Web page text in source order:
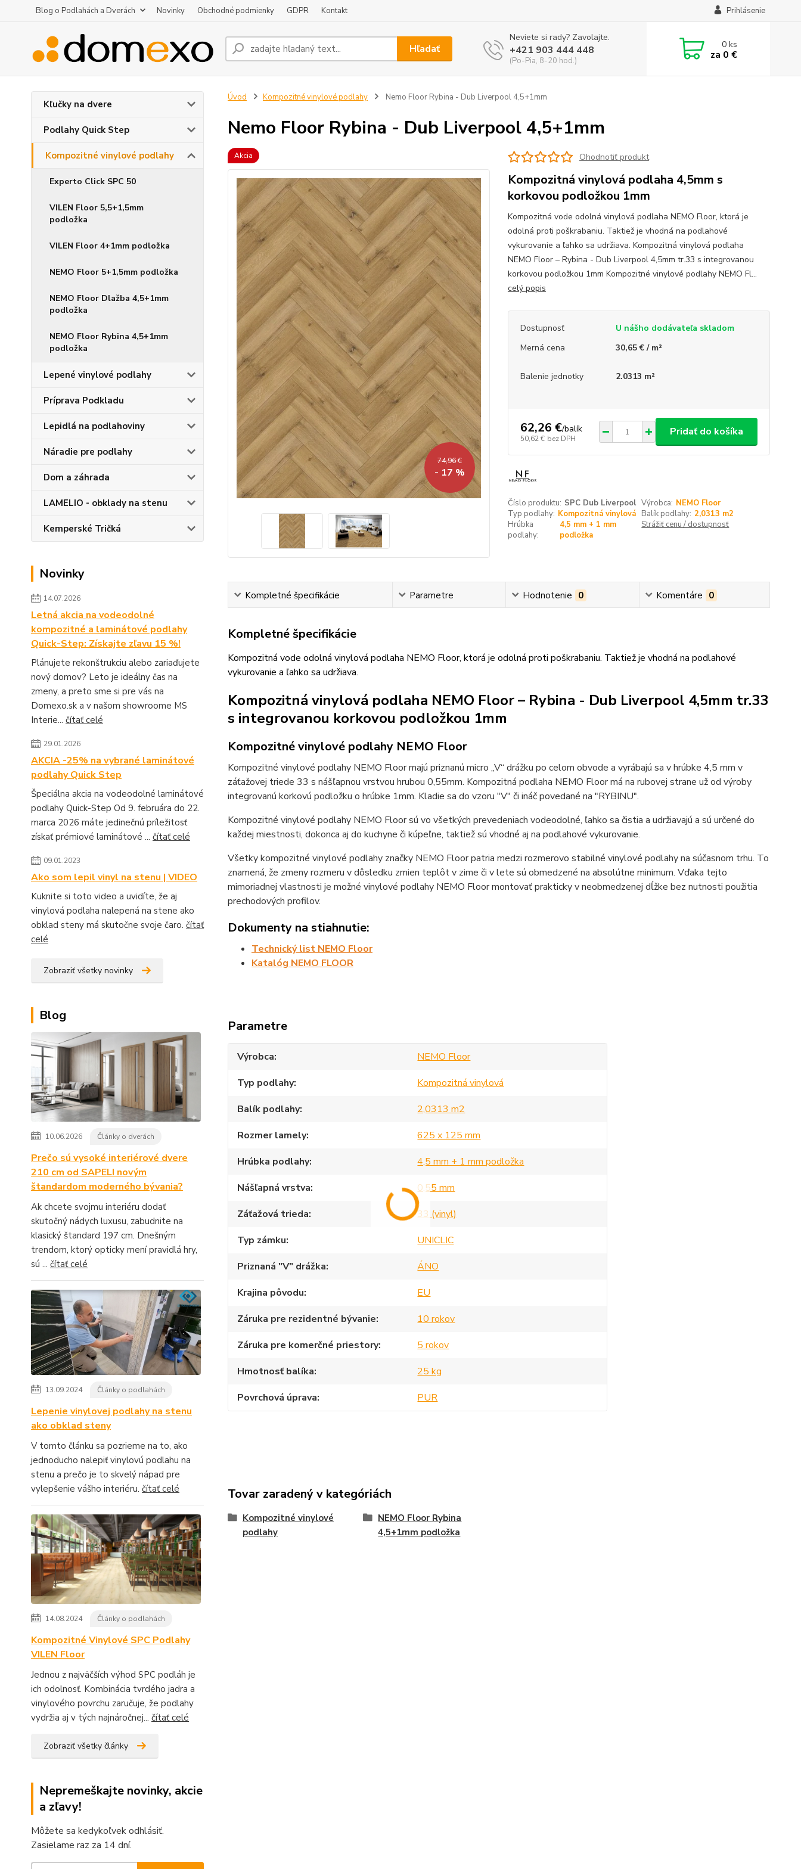
Blog o Podlahách a Dverách Novinky Obchodné podmienky GDPR Kontakt Prihlásenie
Hľadať
Neviete si rady? Zavolajte.
+421 903 444 448
(Po-Pia, 8-20 hod.)
0ks
za 0 €
Kľučky na dvere
Podlahy Quick Step
Kompozitné vinylové podlahy
Experto Click SPC 50
VILEN Floor 5,5+1,5mm
podložka
VILEN Floor 4+1mm podložka
NEMO Floor 5+1,5mm podložka
NEMO Floor Dlažba 4,5+1mm
podložka
NEMO Floor Rybina 4,5+1mm
podložka
Lepené vinylové podlahy
Príprava Podkladu
Lepidlá na podlahoviny
Náradie pre podlahy
Dom a záhrada
LAMELIO - obklady na stenu
Kemperské Tričká
Novinky
14.07.2026
Letná akcia na vodeodolné
kompozitné a laminátové podlahy
Quick-Step: Získajte zľavu 15 %!
Plánujete rekonštrukciu alebo zariaďujete
nový domov? Leto je ideálny čas na
zmeny, a preto sme si pre vás na
Domexo.sk a v našom showroome MS
Interie... čítať celé
29.01.2026
AKCIA -25% na vybrané laminátové
podlahy Quick Step
Špeciálna akcia na vodeodolné laminátové
podlahy Quick-Step Od 9. februára do 22.
marca 2026 máte jedinečnú príležitosť
získať prémiové laminátové ... čítať celé
09.01.2023
Ako som lepil vinyl na stenu | VIDEO
Kuknite si toto video a uvidíte, že aj
vinylová podlaha nalepená na stene ako
obklad steny má skutočne svoje čaro. čítať
celé
Zobraziť všetky novinky
Blog
10.06.2026 Články o dverách
Prečo sú vysoké interiérové dvere
210 cm od SAPELI novým
štandardom moderného bývania?
Ak chcete svojmu interiéru dodať
skutočný nádych luxusu, zabudnite na
klasický štandard 197 cm. Dnešným
trendom, ktorý opticky mení pravidlá hry,
sú ... čítať celé
13.09.2024 Články o podlahách
Lepenie vinylovej podlahy na stenu
ako obklad steny
V tomto článku sa pozrieme na to, ako
jednoducho nalepiť vinylovú podlahu na
stenu a prečo je to skvelý nápad pre
vylepšenie vášho interiéru. čítať celé
14.08.2024 Články o podlahách
Kompozitné Vinylové SPC Podlahy
VILEN Floor
Jednou z najväčších výhod SPC podláh je
ich odolnosť. Kombinácia tvrdého jadra a
vinylového povrchu zaručuje, že podlahy
vydržia aj v tých najnáročnej... čítať celé
Zobraziť všetky články
Nepremeškajte novinky, akcie
a zľavy!
Môžete sa kedykoľvek odhlásiť.
Zasielame raz za 14 dní.
Úvod Kompozitné vinylové podlahy Nemo Floor Rybina - Dub Liverpool 4,5+1mm
Nemo Floor Rybina - Dub Liverpool 4,5+1mm
Akcia
74,96 €
- 17 %
Ohodnotiť produkt
Kompozitná vinylová podlaha 4,5mm s
korkovou podložkou 1mm
Kompozitná vode odolná vinylová podlaha NEMO Floor, ktorá je
odolná proti poškrabaniu. Taktiež je vhodná na podlahové
vykurovanie a ľahko sa udržiava. Kompozitná vinylová podlaha
NEMO Floor – Rybina - Dub Liverpool 4,5mm tr.33 s integrovanou
korkovou podložkou 1mm Kompozitné vinylové podlahy NEMO Fl...
celý popis
Dostupnosť
U nášho dodávateľa skladom
Merná cena
30,65 € / m²
Balenie jednotky 2.0313 m²
62,26 €/balík
50,62 € bez DPH
Pridať do košíka
Číslo produktu: SPC Dub Liverpool Výrobca: NEMO Floor
Typ podlahy: Kompozitná vinylová Balík podlahy: 2,0313 m2
Hrúbka
podlahy:
4,5 mm + 1 mm
podložka
Strážiť cenu / dostupnosť
Kompletné špecifikácie Parametre Hodnotenie 0 Komentáre 0
Kompletné špecifikácie
Kompozitná vode odolná vinylová podlaha NEMO Floor, ktorá je odolná proti poškrabaniu. Taktiež je vhodná na podlahové
vykurovanie a ľahko sa udržiava.
Kompozitná vinylová podlaha NEMO Floor – Rybina - Dub Liverpool 4,5mm tr.33
s integrovanou korkovou podložkou 1mm
Kompozitné vinylové podlahy NEMO Floor
Kompozitné vinylové podlahy NEMO Floor majú priznanú micro „V“ drážku po celom obvode a vyrábajú sa v hrúbke 4,5 mm v
záťažovej triede 33 s nášľapnou vrstvou hrubou 0,55mm. Kompozitná podlaha NEMO Floor má na rubovej strane už od výroby
integrovanú korkovú podložku o hrúbke 1mm. Kladie sa do vzoru "V" či ináč povedané na "RYBINU".
Kompozitné vinylové podlahy NEMO Floor sú vo všetkých prevedeniach vodeodolné, ľahko sa čistia a udržiavajú a sú určené do
každej miestnosti, dokonca aj do kuchyne či kúpeľne, taktiež sú vhodné aj na podlahové vykurovanie.
Všetky kompozitné vinylové podlahy značky NEMO Floor patria medzi rozmerovo stabilné vinylové podlahy na súčasnom trhu. To
znamená, že zmeny rozmeru v dôsledku zmien teplôt v zime či v lete sú obmedzené na absolútne minimum. Vďaka tejto
mimoriadnej vlastnosti je možné vinylové podlahy NEMO Floor montovať prakticky v neobmedzenej dĺžke bez nutnosti použitia
prechodových profilov.
Dokumenty na stiahnutie:
Technický list NEMO Floor
Katalóg NEMO FLOOR
Parametre
Výrobca
NEMO Floor
Typ podlahy
Kompozitná vinylová
Balík podlahy
2,0313 m2
Rozmer lamely
625 x 125 mm
Hrúbka podlahy
4,5 mm + 1 mm podložka
Nášľapná vrstva
0,55 mm
Záťažová trieda
33 (vinyl)
Typ zámku
UNICLIC
Priznaná "V" drážka
ÁNO
Krajina pôvodu
EU
Záruka pre rezidentné bývanie
10 rokov
Záruka pre komerčné priestory
5 rokov
Hmotnosť balíka
25 kg
Povrchová úprava
PUR
Tovar zaradený v kategóriách
Kompozitné vinylové
podlahy
NEMO Floor Rybina
4,5+1mm podložka